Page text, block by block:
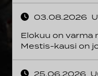
03.08.2026
Elokuu on varma
Mestis-kausi on jo
25.06.2026